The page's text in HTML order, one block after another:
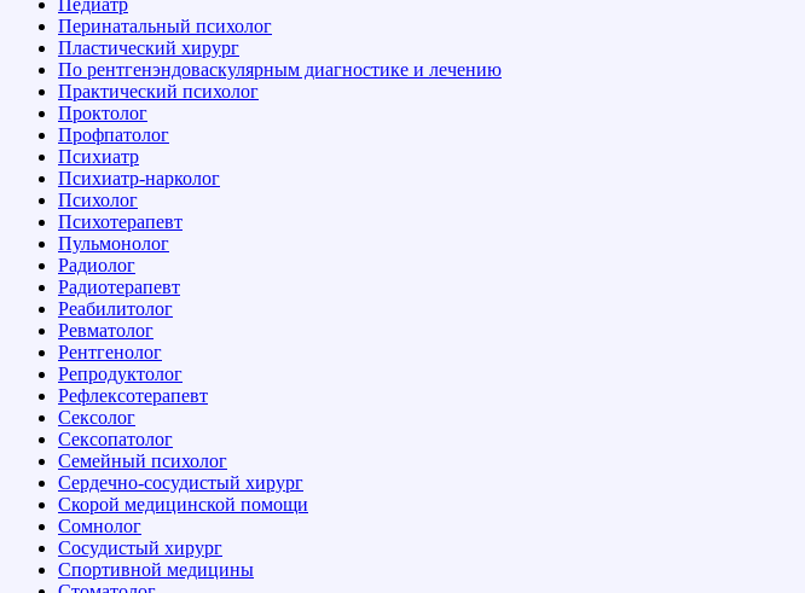
Педиатр
Перинатальный психолог
Пластический хирург
По рентгенэндоваскулярным диагностике и лечению
Практический психолог
Проктолог
Профпатолог
Психиатр
Психиатр-нарколог
Психолог
Психотерапевт
Пульмонолог
Радиолог
Радиотерапевт
Реабилитолог
Ревматолог
Рентгенолог
Репродуктолог
Рефлексотерапевт
Сексолог
Сексопатолог
Семейный психолог
Сердечно-сосудистый хирург
Скорой медицинской помощи
Сомнолог
Сосудистый хирург
Спортивной медицины